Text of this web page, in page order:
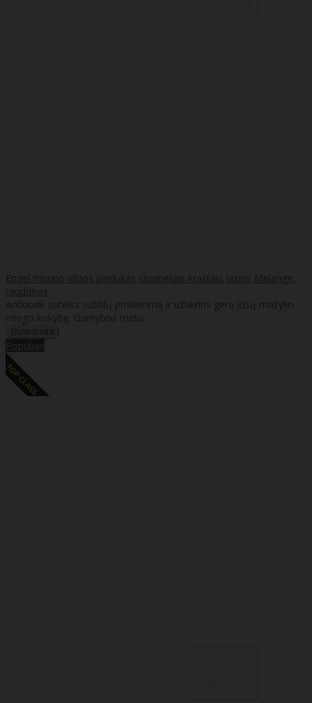
Engel merino vilnos pledukas siuvinėtais kraštais Jaspis Melange,
raudonas
Antklodė suteiks subtilų prisilietimą ir užtikrins gerą Jūsų mažylio
miego kokybę. Gamybos metu..
Populiari